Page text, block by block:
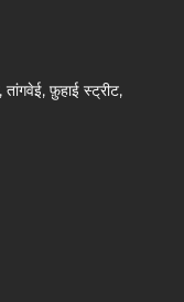
फ़ुहाई स्ट्रीट,